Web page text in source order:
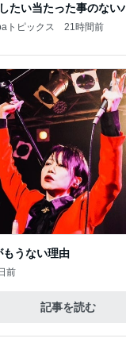
二 猫の日のたくさんの
トピックス 1日前
作れるタコとミョウガ
トピックス 16時間前
開けたい可愛いオレンジ
トピックス 1日前